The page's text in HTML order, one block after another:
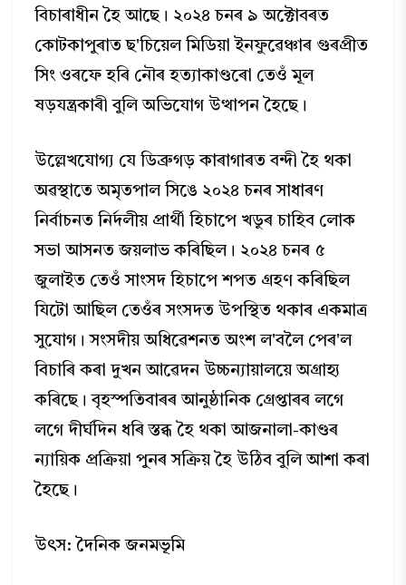
বিচাৰাধীন হৈ আছে। ২০২৪ চনৰ ৯ অক্টোবৰত
কোটকাপুৰাত ছ'চিয়েল মিডিয়া ইনফুৱেঞ্চাৰ গুৰপ্ৰীত
সিং ওৰফে হৰি নৌৰ হত্যাকাণ্ডৰো তেওঁ মূল
ষড়যন্ত্রকাৰী বুলি অভিযোগ উত্থাপন হৈছে।
উল্লেখযোগ্য যে ডিব্ৰুগড় কাৰাগাৰত বন্দী হৈ থকা
অৱস্থাতে অমৃতপাল সিঙে ২০২৪ চনৰ সাধাৰণ
নিৰ্বাচনত নির্দলীয় প্রার্থী হিচাপে খডুৰ চাহিব লোক
সভা আসনত জয়লাভ কৰিছিল। ২০২৪ চনৰ ৫
জুলাইত তেওঁ সাংসদ হিচাপে শপত গ্রহণ কৰিছিল
যিটো আছিল তেওঁৰ সংসদত উপস্থিত থকাৰ একমাত্ৰ
সুযোগ। সংসদীয় অধিৱেশনত অংশ ল'বলৈ পেৰ'ল
বিচাৰি কৰা দুখন আৱেদন উচ্চন্যায়ালয়ে অগ্রাহ্য
কৰিছে। বৃহস্পতিবাৰৰ আনুষ্ঠানিক গ্ৰেপ্তাৰৰ লগে
লগে দীর্ঘদিন ধৰি স্তব্ধ হৈ থকা আজনালা-কাণ্ডৰ
ন্যায়িক প্রক্রিয়া পুনৰ সক্ৰিয় হৈ উঠিব বুলি আশা কৰা
হৈছে।
উৎস: দৈনিক জনমভূমি